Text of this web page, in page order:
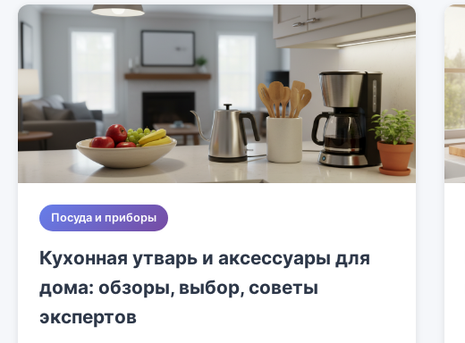
Посуда и приборы
Кухонная утварь и аксессуары для
дома: обзоры, выбор, советы
экспертов